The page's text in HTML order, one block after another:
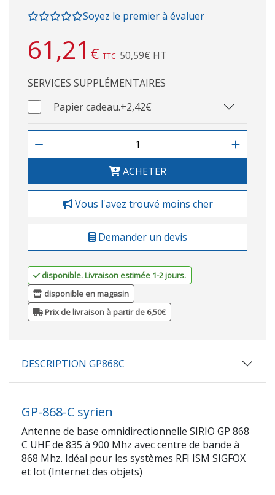
Soyez le premier à évaluer
61,21 € TTC 50,59€ HT
SERVICES SUPPLÉMENTAIRES
Papier cadeau.+2,42€
ACHETER
Vous l'avez trouvé moins cher
Demander un devis
disponible. Livraison estimée 1-2 jours.
disponible en magasin
Prix de livraison à partir de 6,50€
DESCRIPTION GP868C
GP-868-C syrien
Antenne de base omnidirectionnelle SIRIO GP 868
C UHF de 835 à 900 Mhz avec centre de bande à
868 Mhz. Idéal pour les systèmes RFI ISM SIGFOX
et Iot (Internet des objets)